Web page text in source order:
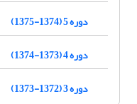
دوره 5 (1374-1375)
دوره 4 (1373-1374)
دوره 3 (1372-1373)